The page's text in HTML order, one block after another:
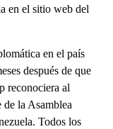
en el sitio web del
en el país
después de que
reconociera al
de la Asamblea
Todos los